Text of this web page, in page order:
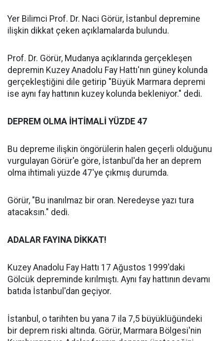
Yer Bilimci Prof. Dr. Naci Görür, İstanbul depremine
ilişkin dikkat çeken açıklamalarda bulundu.
Prof. Dr. Görür, Mudanya açıklarında gerçekleşen
depremin Kuzey Anadolu Fay Hattı'nın güney kolunda
gerçekleştiğini dile getirip "Büyük Marmara depremi
ise aynı fay hattının kuzey kolunda bekleniyor." dedi.
DEPREM OLMA İHTİMALİ YÜZDE 47
Bu depreme ilişkin öngörülerin halen geçerli olduğunu
vurgulayan Görür'e göre, İstanbul'da her an deprem
olma ihtimali yüzde 47'ye çıkmış durumda.
Görür, "Bu inanılmaz bir oran. Neredeyse yazı tura
atacaksın." dedi.
ADALAR FAYINA DİKKAT!
Kuzey Anadolu Fay Hattı 17 Ağustos 1999'daki
Gölcük depreminde kırılmıştı. Aynı fay hattının devamı
batıda İstanbul'dan geçiyor.
İstanbul, o tarihten bu yana 7 ila 7,5 büyüklüğündeki
bir deprem riski altında. Görür, Marmara Bölgesi'nin